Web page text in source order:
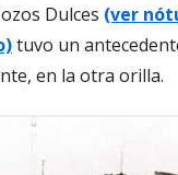
Dulces (ver
tuvo un
en la otra orilla.